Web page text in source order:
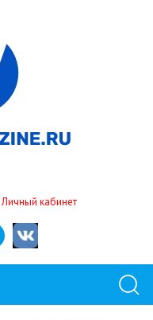
Личный кабинет